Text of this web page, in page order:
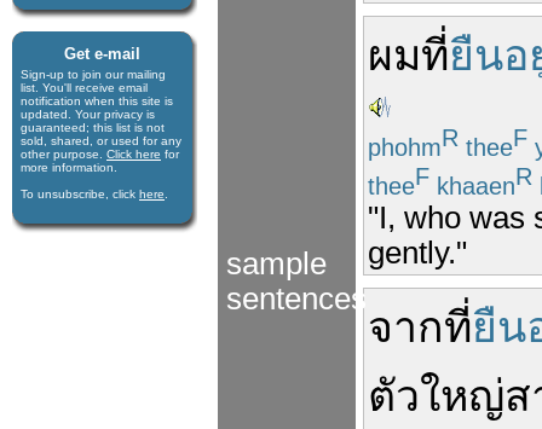
Get e-mail
Sign-up to join our mail­ing
list. You'll receive e­mail
notification when this site is
updated. Your privacy is
guaran­teed; this list is not
sold, shared, or used for any
other purpose. Click here for
more infor­mation.
To unsubscribe, click here
sample
sentences
ผมที่ยืนอ
phohmR theeF
theeF khaaenR
"I, who was
gently."
จากที่ยืน
ตัวใหญ่ส